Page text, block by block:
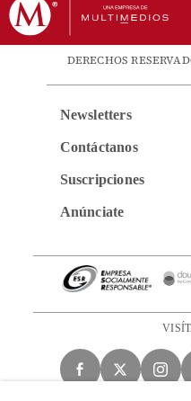
DERECHOS
Newsletters
Contáctanos
Suscripciones
Anúnciate